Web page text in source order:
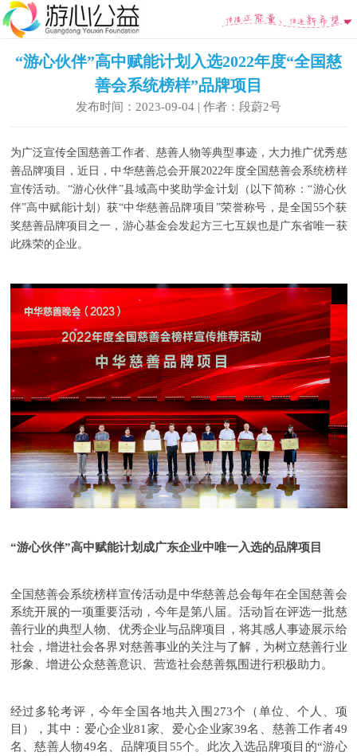
“游心伙伴”高中赋能计划入选2022年度“全国慈
善会系统榜样”品牌项目
发布时间：2023-09-04 | 作者：段蔚2号
为广泛宣传全国慈善工作者、慈善人物等典型事迹，大力推广优秀慈
善品牌项目，近日，中华慈善总会开展2022年度全国慈善会系统榜样
宣传活动。“游心伙伴”县域高中奖助学金计划（以下简称：“游心伙
伴”高中赋能计划）获“中华慈善品牌项目”荣誉称号，是全国55个获
奖慈善品牌项目之一，游心基金会发起方三七互娱也是广东省唯一获
此殊荣的企业。
“游心伙伴”高中赋能计划成广东企业中唯一入选的品牌项目
全国慈善会系统榜样宣传活动是中华慈善总会每年在全国慈善会
系统开展的一项重要活动，今年是第八届。活动旨在评选一批慈
善行业的典型人物、优秀企业与品牌项目，将其感人事迹展示给
社会，增进社会各界对慈善事业的关注与了解，为树立慈善行业
形象、增进公众慈善意识、营造社会慈善氛围进行积极助力。
经过多轮考评，今年全国各地共入围273个（单位、个人、项
目），其中：爱心企业81家、爱心企业家39名、慈善工作者49
名、慈善人物49名、品牌项目55个。此次入选品牌项目的“游心